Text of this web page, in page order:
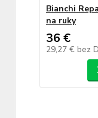
Bianchi
na ruky
36 €
29,27 € bez